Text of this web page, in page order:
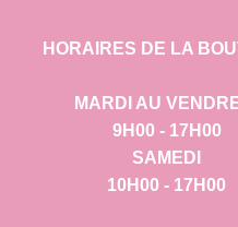
HORAIRES DE LA
MARDI AU
9H00 - 17H00
SAMEDI
10H00 - 17H00